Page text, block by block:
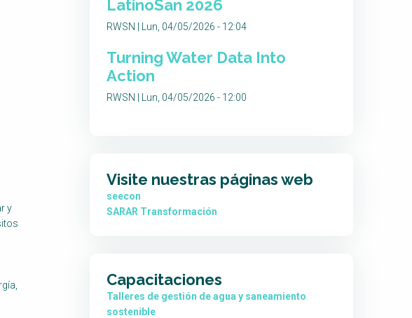
y
LatinoSan 2026
RWSN | Lun, 04/05/2026 - 12:04
Turning Water Data Into
Action
RWSN | Lun, 04/05/2026 - 12:00
Visite nuestras páginas web
seecon
SARAR Transformación
Capacitaciones
Talleres de gestión de agua y saneamiento
sostenible